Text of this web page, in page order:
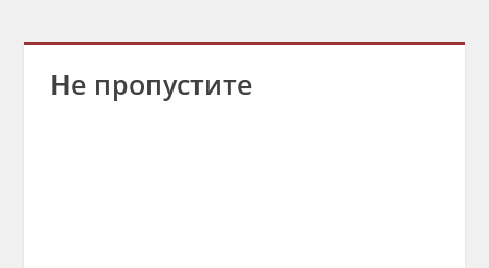
Не пропустите